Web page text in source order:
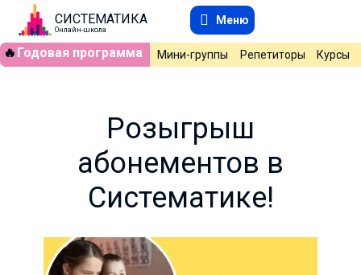
СИСТЕМАТИКА
Онлайн-школа
Меню
🔥 Годовая программа Мини-группы Репетиторы Курсы
Розыгрыш
абонементов в
Систематике!